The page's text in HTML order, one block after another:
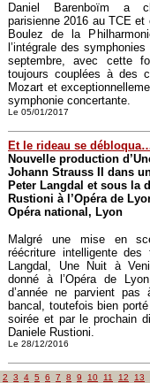
Daniel Barenboïm a
parisienne 2016 au TCE
Boulez de la
l’intégrale des
septembre, avec cette
toujours couplées à des
Mozart et
symphonie concertante.
Le 05/01/2017
Et le rideau se
Nouvelle production
Johann Strauss II dans
Peter Langdal et sous la
Rustioni à l’Opéra de
Opéra national, Lyon
Malgré une mise en
réécriture intelligente
Langdal, Une Nuit à
donné à l’Opéra de
d’année ne parvient
bancal, toutefois bien
soirée et par le prochain
Daniele Rustioni.
Le 28/12/2016
2 3 4 5 6 7 8 9 10 11 12
13